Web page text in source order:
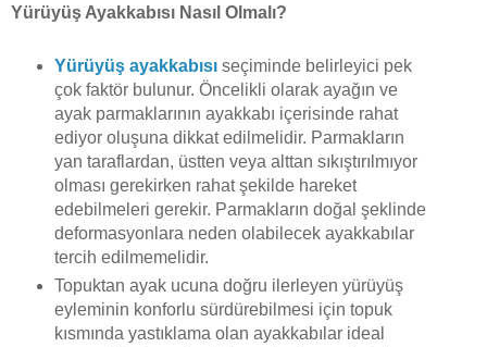
Yürüyüş Ayakkabısı Nasıl Olmalı?
Yürüyüş ayakkabısıseçiminde belirleyici pek
çok faktör bulunur. Öncelikli olarak ayağın ve
ayak parmaklarının ayakkabı içerisinde rahat
ediyor oluşuna dikkat edilmelidir. Parmakların
yan taraflardan, üstten veya alttan sıkıştırılmıyor
olması gerekirken rahat şekilde hareket
edebilmeleri gerekir. Parmakların doğal şeklinde
deformasyonlara neden olabilecek ayakkabılar
tercih edilmemelidir.
Topuktan ayak ucuna doğru ilerleyen yürüyüş
eyleminin konforlu sürdürebilmesi için topuk
kısmında yastıklama olan ayakkabılar ideal